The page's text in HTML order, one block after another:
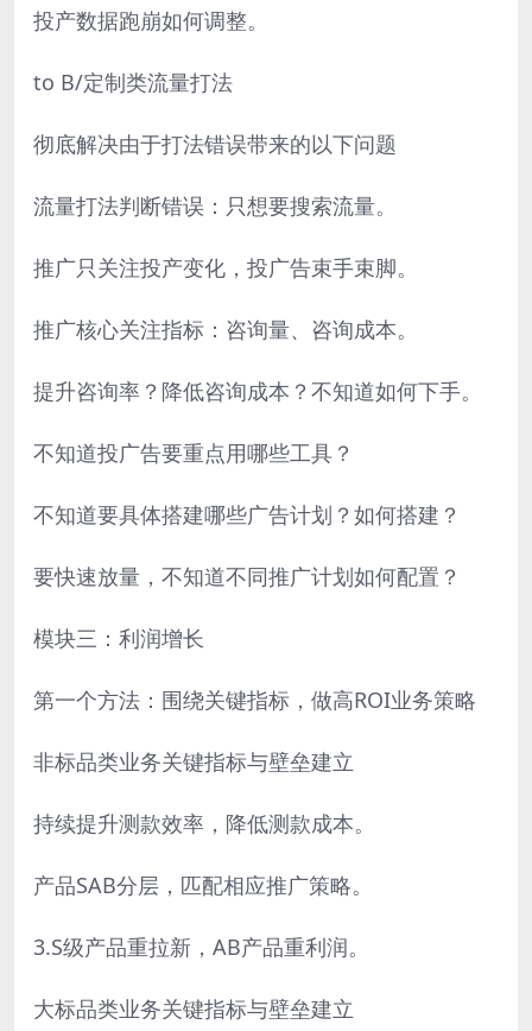
投产数据跑崩如何调整。
to B/定制类流量打法
彻底解决由于打法错误带来的以下问题
流量打法判断错误：只想要搜索流量。
推广只关注投产变化，投广告束手束脚。
推广核心关注指标：咨询量、咨询成本。
提升咨询率？降低咨询成本？不知道如何下手。
不知道投广告要重点用哪些工具？
不知道要具体搭建哪些广告计划？如何搭建？
要快速放量，不知道不同推广计划如何配置？
模块三：利润增长
第一个方法：围绕关键指标，做高ROI业务策略
非标品类业务关键指标与壁垒建立
持续提升测款效率，降低测款成本。
产品SAB分层，匹配相应推广策略。
3.S级产品重拉新，AB产品重利润。
大标品类业务关键指标与壁垒建立